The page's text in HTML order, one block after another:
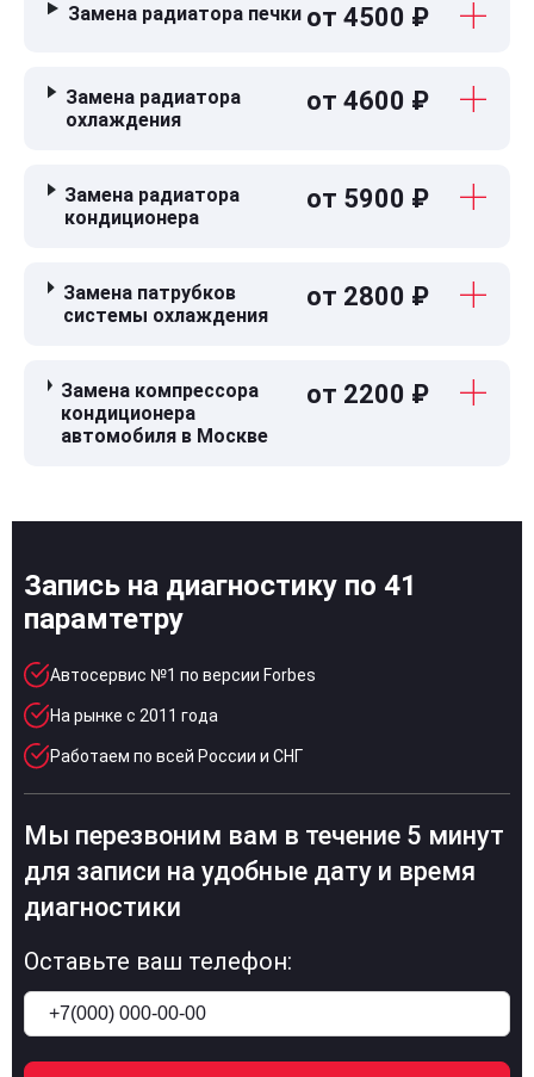
Замена радиатора печки от 4500 ₽
Замена радиатора
охлаждения
от 4600 ₽
Замена радиатора
кондиционера
от 5900 ₽
Замена патрубков
системы охлаждения
от 2800 ₽
Замена компрессора
кондиционера
автомобиля в Москве
от 2200 ₽
Запись на диагностику по 41
парамтетру
Автосервис №1 по версии Forbes
На рынке с 2011 года
Работаем по всей России и СНГ
Мы перезвоним вам в течение 5 минут
для записи на удобные дату и время
диагностики
Оставьте ваш телефон: